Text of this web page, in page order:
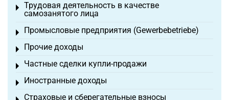
Трудовая деятельность в качестве
самозанятого лица
Toggle menu
Промысловые предприятия (Gewerbebetriebe)
Toggle menu
Прочие доходы
Toggle menu
Частные сделки купли-продажи
Toggle menu
Иностранные доходы
Toggle menu
Страховые и сберегательные взносы